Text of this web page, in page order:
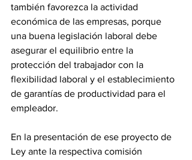
también favorezca la actividad
económica de las empresas, porque
una buena legislación laboral debe
asegurar el equilibrio entre la
protección del trabajador con la
flexibilidad laboral y el establecimiento
de garantías de productividad para el
empleador.
‎En la presentación de ese proyecto de
Ley ante la respectiva comisión